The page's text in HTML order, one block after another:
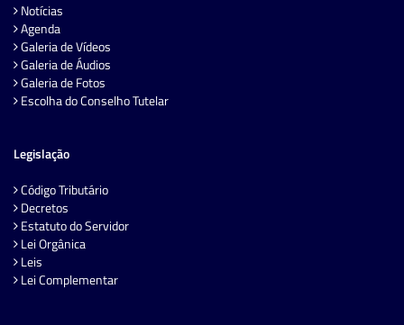
Notícias
Agenda
Galeria de Vídeos
Galeria de Áudios
Galeria de Fotos
Escolha do Conselho Tutelar
Legislação
Código Tributário
Decretos
Estatuto do Servidor
Lei Orgânica
Leis
Lei Complementar